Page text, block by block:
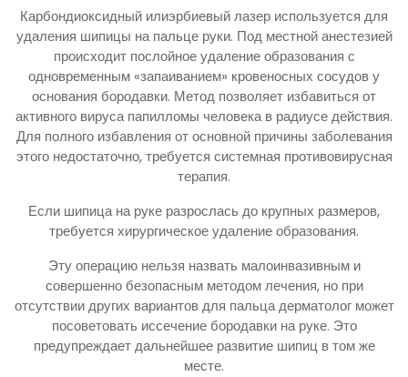
Карбондиоксидный илиэрбиевый лазер используется для
удаления шипицы на пальце руки. Под местной анестезией
происходит послойное удаление образования с
одновременным «запаиванием» кровеносных сосудов у
основания бородавки. Метод позволяет избавиться от
активного вируса папилломы человека в радиусе действия.
Для полного избавления от основной причины заболевания
этого недостаточно, требуется системная противовирусная
терапия.
Если шипица на руке разрослась до крупных размеров,
требуется хирургическое удаление образования.
Эту операцию нельзя назвать малоинвазивным и
совершенно безопасным методом лечения, но при
отсутствии других вариантов для пальца дерматолог может
посоветовать иссечение бородавки на руке. Это
предупреждает дальнейшее развитие шипиц в том же
месте.